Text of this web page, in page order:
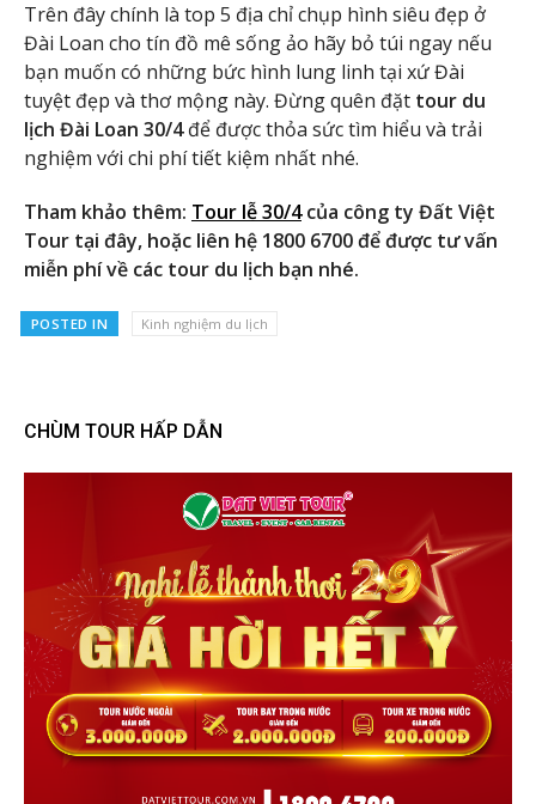
Trên đây chính là top 5 địa chỉ chụp hình siêu đẹp ở
Đài Loan cho tín đồ mê sống ảo hãy bỏ túi ngay nếu
bạn muốn có những bức hình lung linh tại xứ Đài
tuyệt đẹp và thơ mộng này. Đừng quên đặt tour du
lịch Đài Loan 30/4để được thỏa sức tìm hiểu và trải
nghiệm với chi phí tiết kiệm nhất nhé.
Tham khảo thêm: Tour lễ 30/4của công ty Đất Việt
Tour tại đây, hoặc liên hệ 1800 6700 để được tư vấn
miễn phí về các tour du lịch bạn nhé.
POSTED IN Kinh nghiệm du lịch
CHÙM TOUR HẤP DẪN